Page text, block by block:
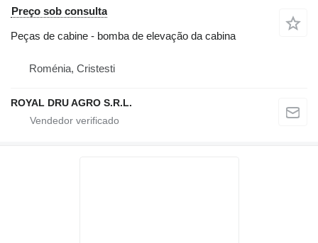
Preço sob consulta
Peças de cabine - bomba de elevação da cabina
Roménia, Cristesti
ROYAL DRU AGRO S.R.L.